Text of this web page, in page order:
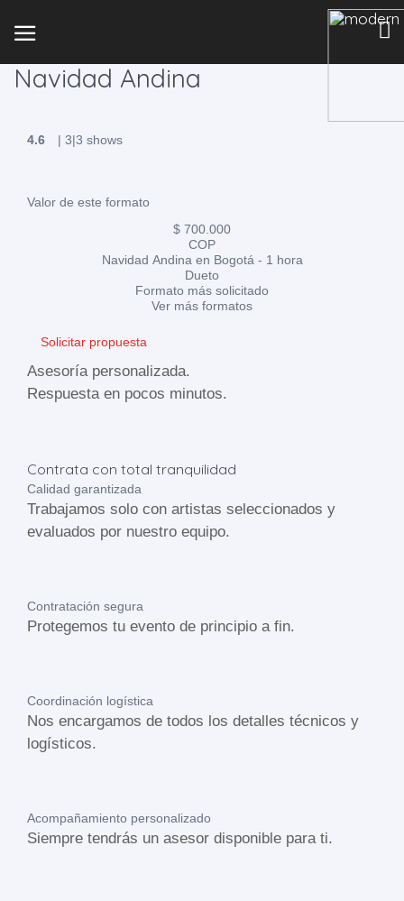
Navidad Andina
4.6 | 3|3 shows
Valor de este formato
$ 700.000
COP
Navidad Andina en Bogotá - 1 hora
Dueto
Formato más solicitado
Ver más formatos
Solicitar propuesta
Asesoría personalizada.
Respuesta en pocos minutos.
Contrata con total tranquilidad
Calidad garantizada
Trabajamos solo con artistas seleccionados y
evaluados por nuestro equipo.
Contratación segura
Protegemos tu evento de principio a fin.
Coordinación logística
Nos encargamos de todos los detalles técnicos y
logísticos.
Acompañamiento personalizado
Siempre tendrás un asesor disponible para ti.